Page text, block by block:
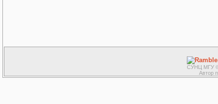
СУНЦ МГУ ©
Автор